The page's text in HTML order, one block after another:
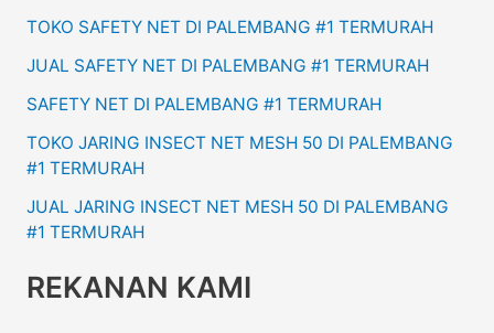
TOKO SAFETY NET DI PALEMBANG #1 TERMURAH
JUAL SAFETY NET DI PALEMBANG #1 TERMURAH
SAFETY NET DI PALEMBANG #1 TERMURAH
TOKO JARING INSECT NET MESH 50 DI PALEMBANG
#1 TERMURAH
JUAL JARING INSECT NET MESH 50 DI PALEMBANG
#1 TERMURAH
REKANAN KAMI